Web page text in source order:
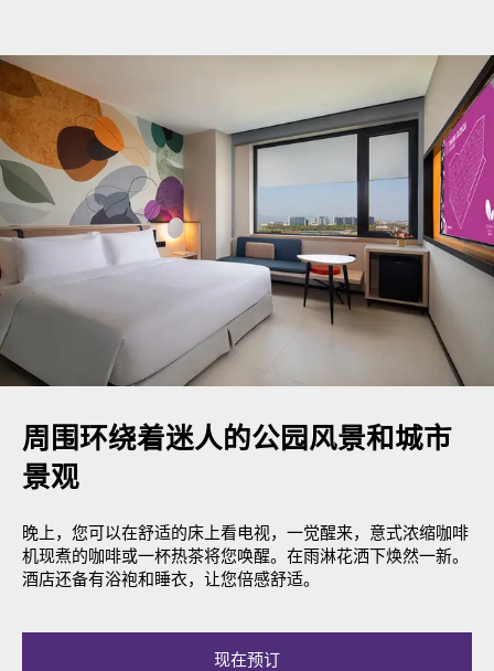
周围环绕着迷人的公园风景和城市
景观
晚上，您可以在舒适的床上看电视，一觉醒来，意式浓缩咖啡
机现煮的咖啡或一杯热茶将您唤醒。在雨淋花洒下焕然一新。
酒店还备有浴袍和睡衣，让您倍感舒适。
现在预订